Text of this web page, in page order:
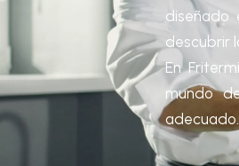
diseñado
descubrir
En
mundo
adecuado.